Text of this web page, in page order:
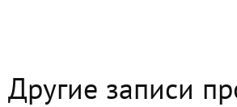
Другие записи